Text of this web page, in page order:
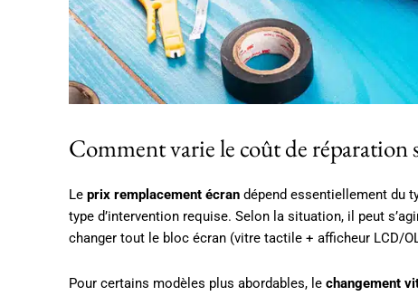
Comment varie le coût de réparation
Le prix remplacement écran dépend essentiellement du
type d’intervention requise. Selon la situation, il peut
changer tout le bloc écran (vitre tactile + afficheur LCD/
Pour certains modèles plus abordables, le changement